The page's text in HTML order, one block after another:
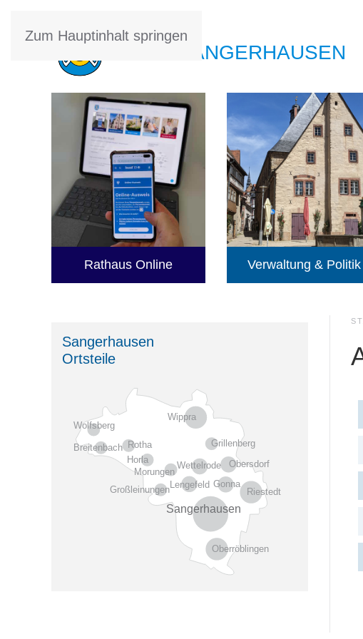
Zum Hauptinhalt springen
STADT SANGERHAUSEN
Rathaus Online Verwaltung & Politik
Sangerhausen
Ortsteile
Riestedt
Gonna
Obersdorf
Grillenberg
Wippra
Wolfsberg
Rotha
Breitenbach
Horla
Morungen
Wettelrode
Lengefeld
Großleinungen
Sangerhausen
Oberröblingen